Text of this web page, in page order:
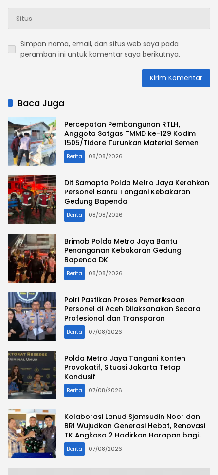
Simpan nama, email, dan situs web saya pada
peramban ini untuk komentar saya berikutnya.
Baca Juga
Percepatan Pembangunan RTLH,
Anggota Satgas TMMD ke-129 Kodim
1505/Tidore Turunkan Material Semen
Berita 08/08/2026
Dit Samapta Polda Metro Jaya Kerahkan
Personel Bantu Tangani Kebakaran
Gedung Bapenda
Berita 08/08/2026
Brimob Polda Metro Jaya Bantu
Penanganan Kebakaran Gedung
Bapenda DKI
Berita 08/08/2026
Polri Pastikan Proses Pemeriksaan
Personel di Aceh Dilaksanakan Secara
Profesional dan Transparan
Berita 07/08/2026
Polda Metro Jaya Tangani Konten
Provokatif, Situasi Jakarta Tetap
Kondusif
Berita 07/08/2026
Kolaborasi Lanud Sjamsudin Noor dan
BRI Wujudkan Generasi Hebat, Renovasi
TK Angkasa 2 Hadirkan Harapan bagi
Masa Depan Anak
Berita 07/08/2026